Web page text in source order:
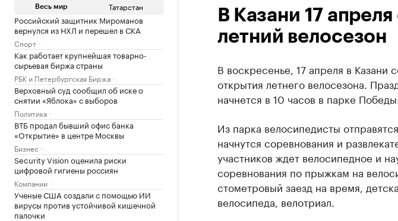
Весь мир Татарстан
Российский защитник Мироманов
вернулся из НХЛ и перешел в СКА
Спорт
Как работает крупнейшая товарно-
сырьевая биржа страны
РБК и Петербургская Биржа
Верховный суд сообщил об иске о
снятии «Яблока» с выборов
Политика
ВТБ продал бывший офис банка
«Открытие» в центре Москвы
Бизнес
Security Vision оценила риски
цифровой гигиены россиян
Компании
Ученые США создали с помощью ИИ
вирусы против устойчивой кишечной
палочки
В Казани 17
летний велосезон
В воскресенье, 17 апреля в Казани
открытия летнего велосезона.
начнется в 10 часов в парке Победы.
Из парка велосипедисты
начнутся соревнования и
участников ждет велосипедное и
соревнования по прыжкам на
стометровый заезд на время,
велосипеда, велотриал.